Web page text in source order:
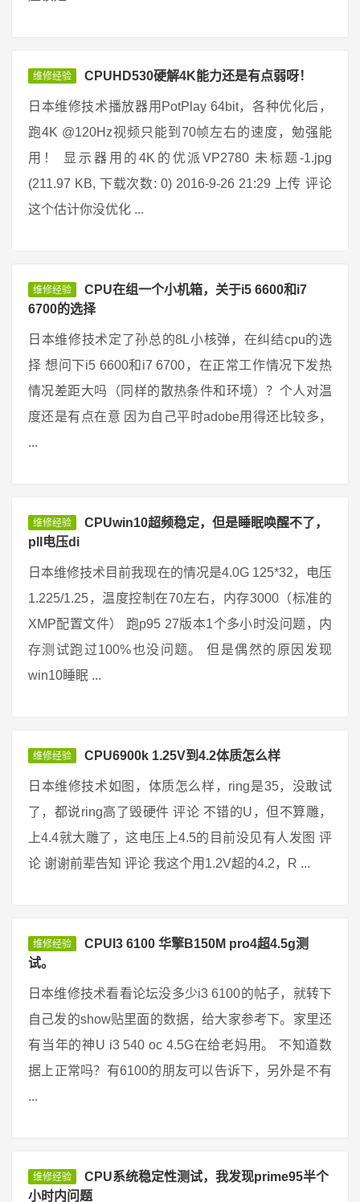
维修经验 CPUHD530硬解4K能力还是有点弱呀！
日本维修技术播放器用PotPlay 64bit，各种优化后，
跑4K @120Hz视频只能到70帧左右的速度，勉强能
用！ 显示器用的4K的优派VP2780 未标题-1.jpg
(211.97 KB, 下载次数: 0) 2016-9-26 21:29 上传 评论
这个估计你没优化 ...
维修经验
CPU在组一个小机箱，关于i5 6600和i7
6700的选择
日本维修技术定了孙总的8L小核弹，在纠结cpu的选
择 想问下i5 6600和i7 6700，在正常工作情况下发热
情况差距大吗（同样的散热条件和环境）？个人对温
度还是有点在意 因为自己平时adobe用得还比较多，
...
维修经验
CPUwin10超频稳定，但是睡眠唤醒不了，
pll电压di
日本维修技术目前我现在的情况是4.0G 125*32，电压
1.225/1.25，温度控制在70左右，内存3000（标准的
XMP配置文件） 跑p95 27版本1个多小时没问题，内
存测试跑过100%也没问题。 但是偶然的原因发现
win10睡眠 ...
维修经验 CPU6900k 1.25V到4.2体质怎么样
日本维修技术如图，体质怎么样，ring是35，没敢试
了，都说ring高了毁硬件 评论 不错的U，但不算雕，
上4.4就大雕了，这电压上4.5的目前没见有人发图 评
论 谢谢前辈告知 评论 我这个用1.2V超的4.2，R ...
维修经验
CPUI3 6100 华擎B150M pro4超4.5g测
试。
日本维修技术看看论坛没多少i3 6100的帖子，就转下
自己发的show贴里面的数据，给大家参考下。家里还
有当年的神U i3 540 oc 4.5G在给老妈用。 不知道数
据上正常吗？有6100的朋友可以告诉下，另外是不有
...
维修经验
CPU系统稳定性测试，我发现prime95半个
小时内问题